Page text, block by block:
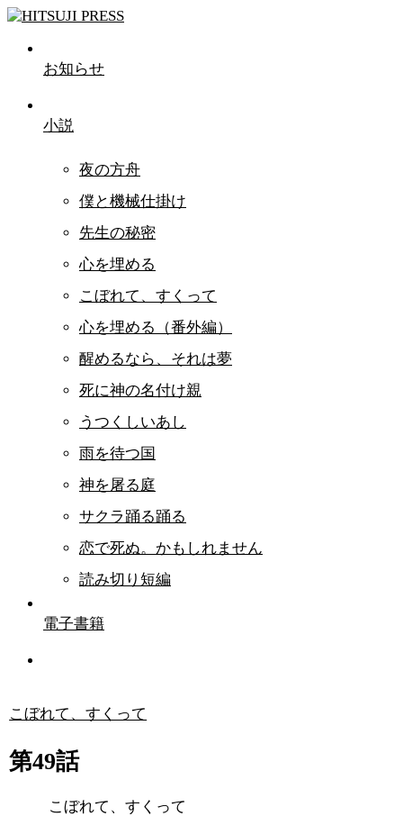
お知らせ
小説
夜の方舟
僕と機械仕掛け
先生の秘密
心を埋める
こぼれて、すくって
心を埋める（番外編）
醒めるなら、それは夢
死に神の名付け親
うつくしいあし
雨を待つ国
神を屠る庭
サクラ踊る踊る
恋で死ぬ。かもしれません
読み切り短編
電子書籍
こぼれて、すくって
第49話
こぼれて、すくって